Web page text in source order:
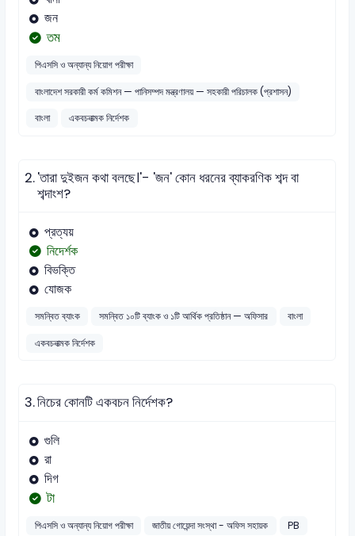
জন
তম
পিএসসি ও অন্যান্য নিয়োগ পরীক্ষা
বাংলাদেশ সরকারী কর্ম কমিশন — পানিসম্পদ মন্ত্রণালয় — সহকারী পরিচালক (প্রশাসন)
বাংলা
একবচনাত্মক নির্দেশক
2.'তারা দুইজন কথা বলছে।'- 'জন' কোন ধরনের ব্যাকরণিক শব্দ বা
শব্দাংশ?
প্রত্যয়
নিদের্শক
বিভক্তি
যোজক
সমন্বিত ব্যাংক সমন্বিত ১০টি ব্যাংক ও ১টি আর্থিক প্রতিষ্ঠান — অফিসার
বাংলা
একবচনাত্মক নির্দেশক
3.নিচের কোনটি একবচন নির্দেশক?
গুলি
রা
দিগ
টা
পিএসসি ও অন্যান্য নিয়োগ পরীক্ষা জাতীয় গোয়েন্দা সংস্থা - অফিস সহায়ক
PB